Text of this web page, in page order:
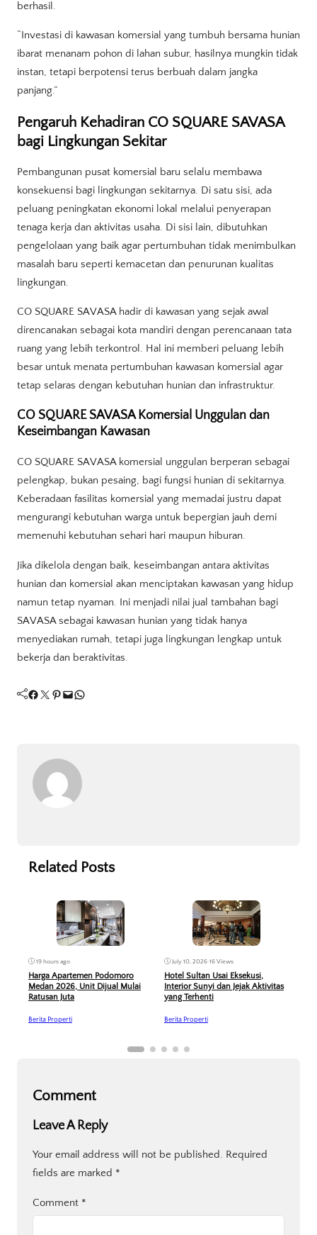
berhasil.
“Investasi di kawasan komersial yang tumbuh bersama hunian
ibarat menanam pohon di lahan subur, hasilnya mungkin tidak
instan, tetapi berpotensi terus berbuah dalam jangka
panjang.”
Pengaruh Kehadiran CO SQUARE SAVASA
bagi Lingkungan Sekitar
Pembangunan pusat komersial baru selalu membawa
konsekuensi bagi lingkungan sekitarnya. Di satu sisi, ada
peluang peningkatan ekonomi lokal melalui penyerapan
tenaga kerja dan aktivitas usaha. Di sisi lain, dibutuhkan
pengelolaan yang baik agar pertumbuhan tidak menimbulkan
masalah baru seperti kemacetan dan penurunan kualitas
lingkungan.
CO SQUARE SAVASA hadir di kawasan yang sejak awal
direncanakan sebagai kota mandiri dengan perencanaan tata
ruang yang lebih terkontrol. Hal ini memberi peluang lebih
besar untuk menata pertumbuhan kawasan komersial agar
tetap selaras dengan kebutuhan hunian dan infrastruktur.
CO SQUARE SAVASA Komersial Unggulan dan
Keseimbangan Kawasan
CO SQUARE SAVASA komersial unggulan berperan sebagai
pelengkap, bukan pesaing, bagi fungsi hunian di sekitarnya.
Keberadaan fasilitas komersial yang memadai justru dapat
mengurangi kebutuhan warga untuk bepergian jauh demi
memenuhi kebutuhan sehari hari maupun hiburan.
Jika dikelola dengan baik, keseimbangan antara aktivitas
hunian dan komersial akan menciptakan kawasan yang hidup
namun tetap nyaman. Ini menjadi nilai jual tambahan bagi
SAVASA sebagai kawasan hunian yang tidak hanya
menyediakan rumah, tetapi juga lingkungan lengkap untuk
bekerja dan beraktivitas.
Facebook Twitter Pinterest Mail WhatsApp
Related Posts
19 hours ago
Harga Apartemen Podomoro
Medan 2026, Unit Dijual Mulai
Ratusan Juta
Berita Properti
July 10, 2026•16 Views
Hotel Sultan Usai Eksekusi,
Interior Sunyi dan Jejak Aktivitas
yang Terhenti
Berita Properti
Comment
Leave A Reply
Your email address will not be published. Required
fields are marked *
Comment *